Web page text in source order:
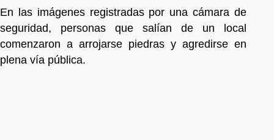
En las imágenes registradas por una cámara de
seguridad, personas que salían de un local
comenzaron a arrojarse piedras y agredirse en
plena vía pública.